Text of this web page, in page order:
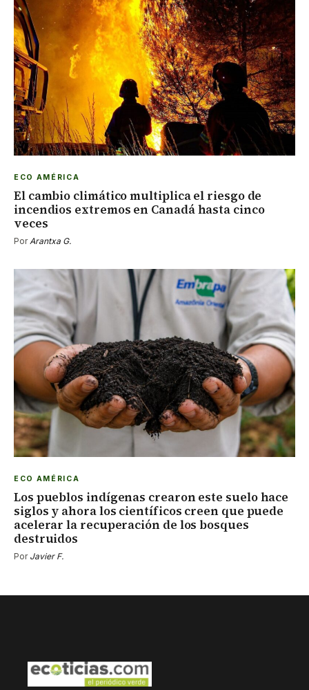
ECO AMÉRICA
El cambio climático multiplica el riesgo de
incendios extremos en Canadá hasta cinco
veces
PorArantxa G.
ECO AMÉRICA
Los pueblos indígenas crearon este suelo hace
siglos y ahora los científicos creen que puede
acelerar la recuperación de los bosques
destruidos
Por Javier F.